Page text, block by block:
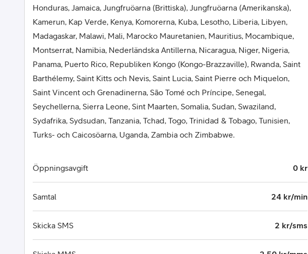
Honduras, Jamaica, Jungfruöarna (Brittiska), Jungfruöarna (Amerikanska),
Kamerun, Kap Verde, Kenya, Komorerna, Kuba, Lesotho, Liberia, Libyen,
Madagaskar, Malawi, Mali, Marocko Mauretanien, Mauritius, Mocambique,
Montserrat, Namibia, Nederländska Antillerna, Nicaragua, Niger, Nigeria,
Panama, Puerto Rico, Republiken Kongo (Kongo-Brazzaville), Rwanda, Saint
Barthélemy, Saint Kitts och Nevis, Saint Lucia, Saint Pierre och Miquelon,
Saint Vincent och Grenadinerna, São Tomé och Príncipe, Senegal,
Seychellerna, Sierra Leone, Sint Maarten, Somalia, Sudan, Swaziland,
Sydafrika, Sydsudan, Tanzania, Tchad, Togo, Trinidad & Tobago, Tunisien,
Turks- och Caicosöarna, Uganda, Zambia och Zimbabwe.
Öppningsavgift 0 kr
Samtal 24 kr/min
Skicka SMS 2 kr/sms